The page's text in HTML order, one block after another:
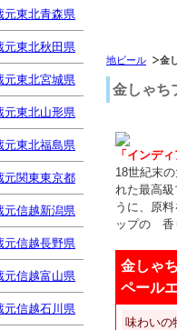
地ビール 金
金しゃち
「インデ
18世紀末
れた最高
うに、原
ップの 香
金しゃ
ペール
味わいの
元東北青森県
元東北秋田県
元東北宮城県
元東北山形県
元東北福島県
元関東東京都
元信越新潟県
元信越長野県
元信越富山県
元信越石川県